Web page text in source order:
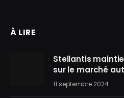
À LIRE
Stellantis
sur le marché
11 septembre 2024